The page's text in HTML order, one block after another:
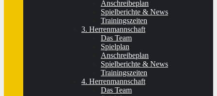
Anschreibeplan
Spielberichte & News
Trainingszeiten
3. Herrenmannschaft
Das Team
Spielplan
Anschreibeplan
Spielberichte & News
Trainingszeiten
4. Herrenmannschaft
Das Team